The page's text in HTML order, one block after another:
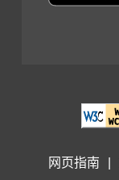
网页指南